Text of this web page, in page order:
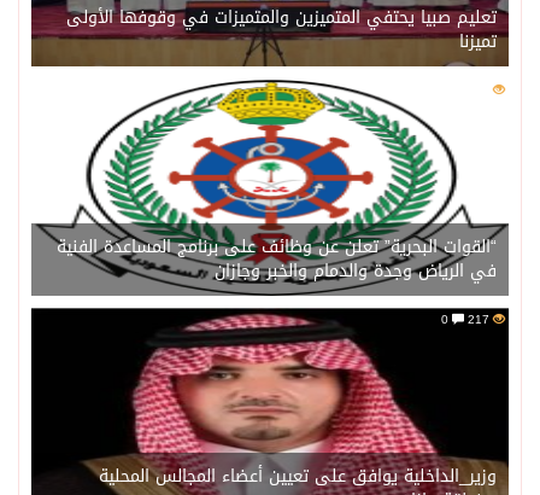
تعليم صبيا يحتفي المتميزين والمتميزات في وقوفها الأولى
تميزنا
216
“القوات البحرية” تعلن عن وظائف على برنامج المساعدة الفنية
في الرياض وجدة والدمام والخبر وجازان
217
وزير_الداخلية يوافق على تعيين أعضاء المجالس المحلية